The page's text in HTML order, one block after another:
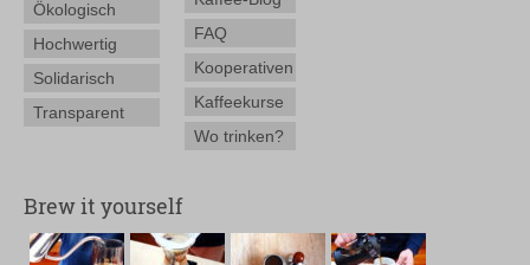
Ökologisch
Hochwertig
Solidarisch
Transparent
FAQ
Kooperativen
Kaffeekurse
Wo trinken?
Brew it yourself